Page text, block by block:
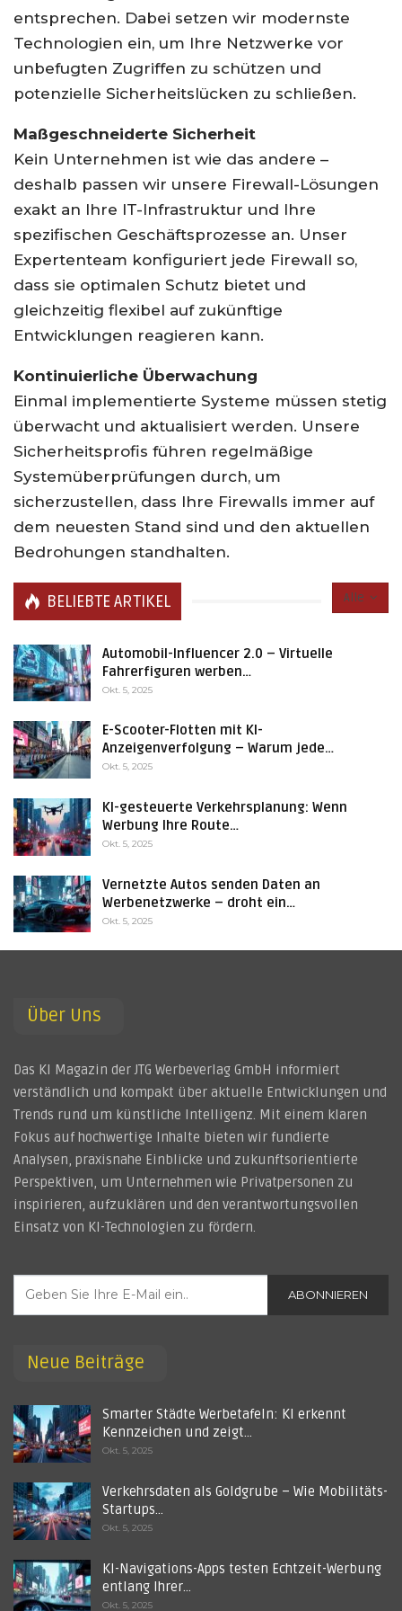
entsprechen. Dabei setzen wir modernste
Technologien ein, um Ihre Netzwerke vor
unbefugten Zugriffen zu schützen und
potenzielle Sicherheitslücken zu schließen.
Maßgeschneiderte Sicherheit
Kein Unternehmen ist wie das andere –
deshalb passen wir unsere Firewall-Lösungen
exakt an Ihre IT-Infrastruktur und Ihre
spezifischen Geschäftsprozesse an. Unser
Expertenteam konfiguriert jede Firewall so,
dass sie optimalen Schutz bietet und
gleichzeitig flexibel auf zukünftige
Entwicklungen reagieren kann.
Kontinuierliche Überwachung
Einmal implementierte Systeme müssen stetig
überwacht und aktualisiert werden. Unsere
Sicherheitsprofis führen regelmäßige
Systemüberprüfungen durch, um
sicherzustellen, dass Ihre Firewalls immer auf
dem neuesten Stand sind und den aktuellen
Bedrohungen standhalten.
Alle
BELIEBTE ARTIKEL
Automobil-Influencer 2.0 – Virtuelle
Fahrerfiguren werben…
Okt. 5, 2025
E-Scooter-Flotten mit KI-
Anzeigenverfolgung – Warum jede…
Okt. 5, 2025
KI-gesteuerte Verkehrsplanung: Wenn
Werbung Ihre Route…
Okt. 5, 2025
Vernetzte Autos senden Daten an
Werbenetzwerke – droht ein…
Okt. 5, 2025
Über Uns
Das KI Magazin der JTG Werbeverlag GmbH informiert
verständlich und kompakt über aktuelle Entwicklungen und
Trends rund um künstliche Intelligenz. Mit einem klaren
Fokus auf hochwertige Inhalte bieten wir fundierte
Analysen, praxisnahe Einblicke und zukunftsorientierte
Perspektiven, um Unternehmen wie Privatpersonen zu
inspirieren, aufzuklären und den verantwortungsvollen
Einsatz von KI-Technologien zu fördern.
ABONNIEREN
Neue Beiträge
Smarter Städte Werbetafeln: KI erkennt
Kennzeichen und zeigt…
Okt. 5, 2025
Verkehrsdaten als Goldgrube – Wie Mobilitäts-
Startups…
Okt. 5, 2025
KI-Navigations-Apps testen Echtzeit-Werbung
entlang Ihrer…
Okt. 5, 2025